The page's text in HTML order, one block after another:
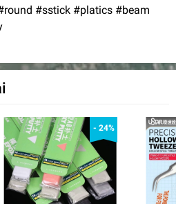
#sstick #platics #beam
- 24%